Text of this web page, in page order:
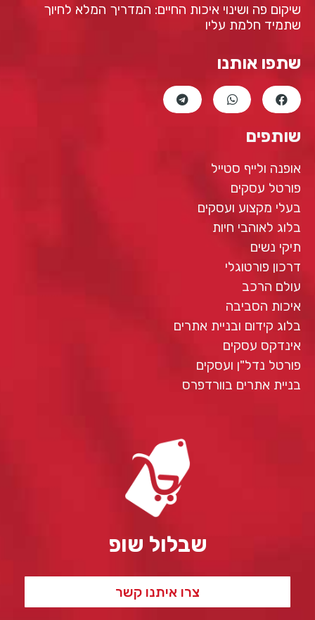
שיקום פה ושינוי איכות החיים: המדריך המלא לחיוך
שתמיד חלמת עליו
שתפו אותנו
שותפים
אופנה ולייף סטייל
פורטל עסקים
בעלי מקצוע ועסקים
בלוג לאוהבי חיות
תיקי נשים
דרכון פורטוגלי
עולם הרכב
איכות הסביבה
בלוג קידום ובניית אתרים
אינדקס עסקים
פורטל נדל"ן ועסקים
בניית אתרים בוורדפרס
שבלול שופ
צרו איתנו קשר